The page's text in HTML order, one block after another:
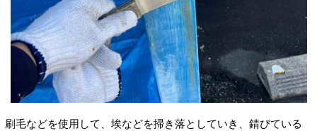
刷毛などを使用して、埃などを掃き落としていき、錆びている